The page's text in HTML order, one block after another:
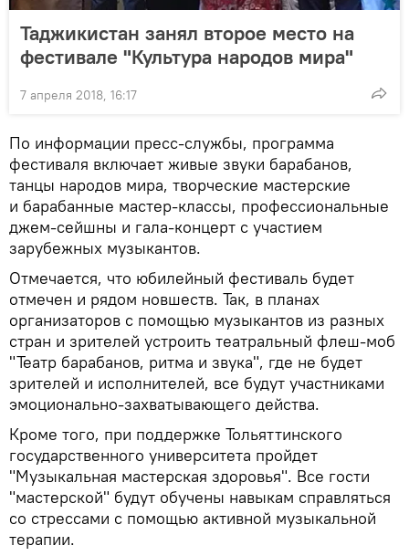
Таджикистан занял второе место на
фестивале "Культура народов мира"
7 апреля 2018, 16:17
По информации пресс-службы, программа
фестиваля включает живые звуки барабанов,
танцы народов мира, творческие мастерские
и барабанные мастер-классы, профессиональные
джем-сейшны и гала-концерт с участием
зарубежных музыкантов.
Отмечается, что юбилейный фестиваль будет
отмечен и рядом новшеств. Так, в планах
организаторов с помощью музыкантов из разных
стран и зрителей устроить театральный флеш-моб
"Театр барабанов, ритма и звука", где не будет
зрителей и исполнителей, все будут участниками
эмоционально-захватывающего действа.
Кроме того, при поддержке Тольяттинского
государственного университета пройдет
"Музыкальная мастерская здоровья". Все гости
"мастерской" будут обучены навыкам справляться
со стрессами с помощью активной музыкальной
терапии.